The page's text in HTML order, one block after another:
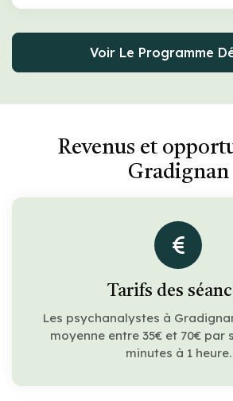
Voir Le Programme
Revenus et
Gradignan
Tarifs des
Les psychanalystes à
moyenne entre 35€ et 70€ par
minutes à 1 heure.